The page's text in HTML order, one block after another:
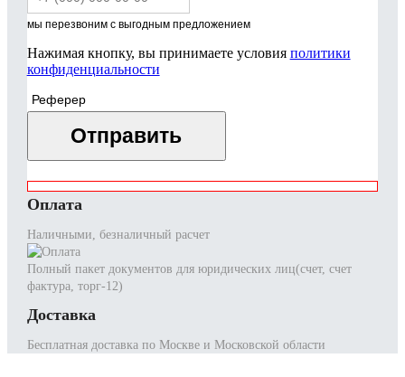
мы перезвоним с выгодным предложением
Нажимая кнопку, вы принимаете условия политики
конфиденциальности
Реферер
Отправить
Оплата
Наличными, безналичный расчет
Полный пакет документов для юридических лиц(счет, счет
фактура, торг-12)
Доставка
Бесплатная доставка по Москве и Московской области